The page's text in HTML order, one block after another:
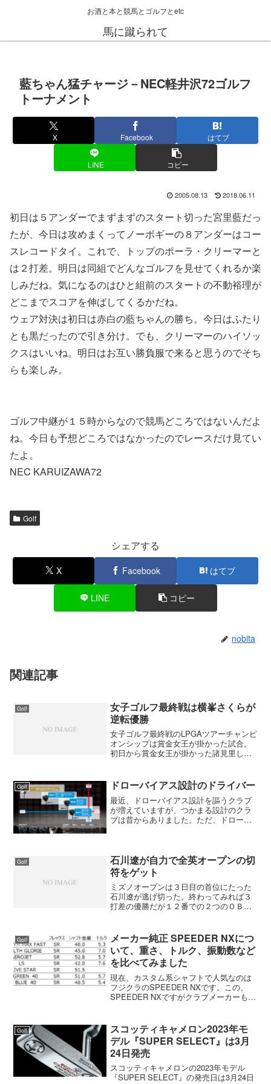
お酒と本と競馬とゴルフとetc
馬に蹴られて
藍ちゃん猛チャージ－NEC軽井沢72ゴルフ
トーナメント
X Facebook はてブ
LINE コピー
2005.08.13 2018.06.11
初日は５アンダーでまずまずのスタート切った宮里藍だっ
たが、今日は攻めまくってノーボギーの８アンダーはコー
スレコードタイ。これで、トップのポーラ・クリーマーと
は２打差。明日は同組でどんなゴルフを見せてくれるか楽
しみだね。気になるのはひと組前のスタートの不動裕理が
どこまでスコアを伸ばしてくるかだね。
ウェア対決は初日は赤白の藍ちゃんの勝ち。今日はふたり
とも黒だったので引き分け。でも、クリーマーのハイソッ
クスはいいね。明日はお互い勝負服で来ると思うのでそち
らも楽しみ。
ゴルフ中継が１５時からなので競馬どころではないんだよ
ね。今日も予想どころではなかったのでレースだけ見てい
たよ。
NEC KARUIZAWA72
Golf
シェアする
X Facebook はてブ
LINE コピー
nobita
関連記事
Golf
女子ゴルフ最終戦は横峯さくらが
逆転優勝
女子ゴルフ最終戦のLPGAツアーチャンピ
オンシップは賞金女王が掛かった試合。
初日から賞金女王が掛かった諸見里しの
ったが諸見里しのぶと横峯さくらは順位
がめまぐるしくかわる...
Golf ドローバイアス設計のドライバー
最近、ドローバイアス設計を謳うクラブ
が増えていますが、つかまる設計のクラ
ブは昔からありました。ただ、ドローバ
簡単に打てるわけではない...
Golf
石川遼が自力で全英オープンの切
符をゲット
ミズノオープンは３日目の首位にたった
石川遼が逃げ切った。終わってみれば３
打差の優勝だが１２番での２つのＯＢで
ると止まらない。だから、右に出ている
間は見ていて安心だが、左...
Golf
メーカー純正 SPEEDER NXにつ
いて、重さ、トルク、振動数など
を比べてみました
現在、カスタム系シャフトで人気なのは
フジクラのSPEEDER NXです。この、
SPEEDER NXですがクラブメーカーも純
た、シャフトにも『SPEEDER NX for...
Golf
スコッティキャメロン2023年モ
デル『SUPER SELECT』は3月
24日発売
スコッティキャメロンの2023年モデル
『SUPER SELECT』の発売日は3月24日